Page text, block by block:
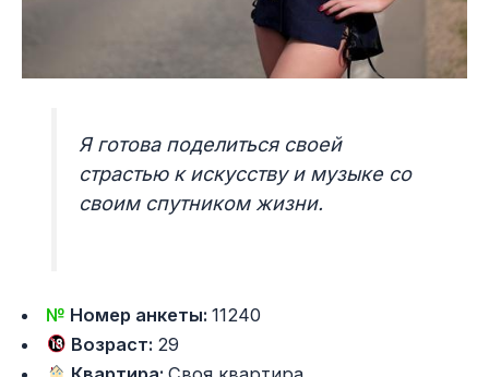
Я готова поделиться своей
страстью к искусству и музыке со
своим спутником жизни.
№ Номер анкеты:11240
Возраст: 29